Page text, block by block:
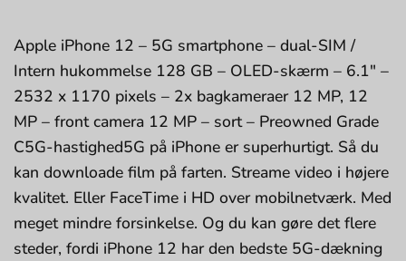
Apple iPhone 12 – 5G smartphone – dual-SIM /
Intern hukommelse 128 GB – OLED-skærm – 6.1″ –
2532 x 1170 pixels – 2x bagkameraer 12 MP, 12
MP – front camera 12 MP – sort – Preowned Grade
C5G-hastighed5G på iPhone er superhurtigt. Så du
kan downloade film på farten. Streame video i højere
kvalitet. Eller FaceTime i HD over mobilnetværk. Med
meget mindre forsinkelse. Og du kan gøre det flere
steder, fordi iPhone 12 har den bedste 5G-dækning